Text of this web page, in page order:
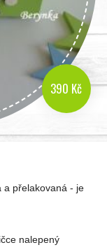
390 Kč
a přelakovaná - je
nalepený